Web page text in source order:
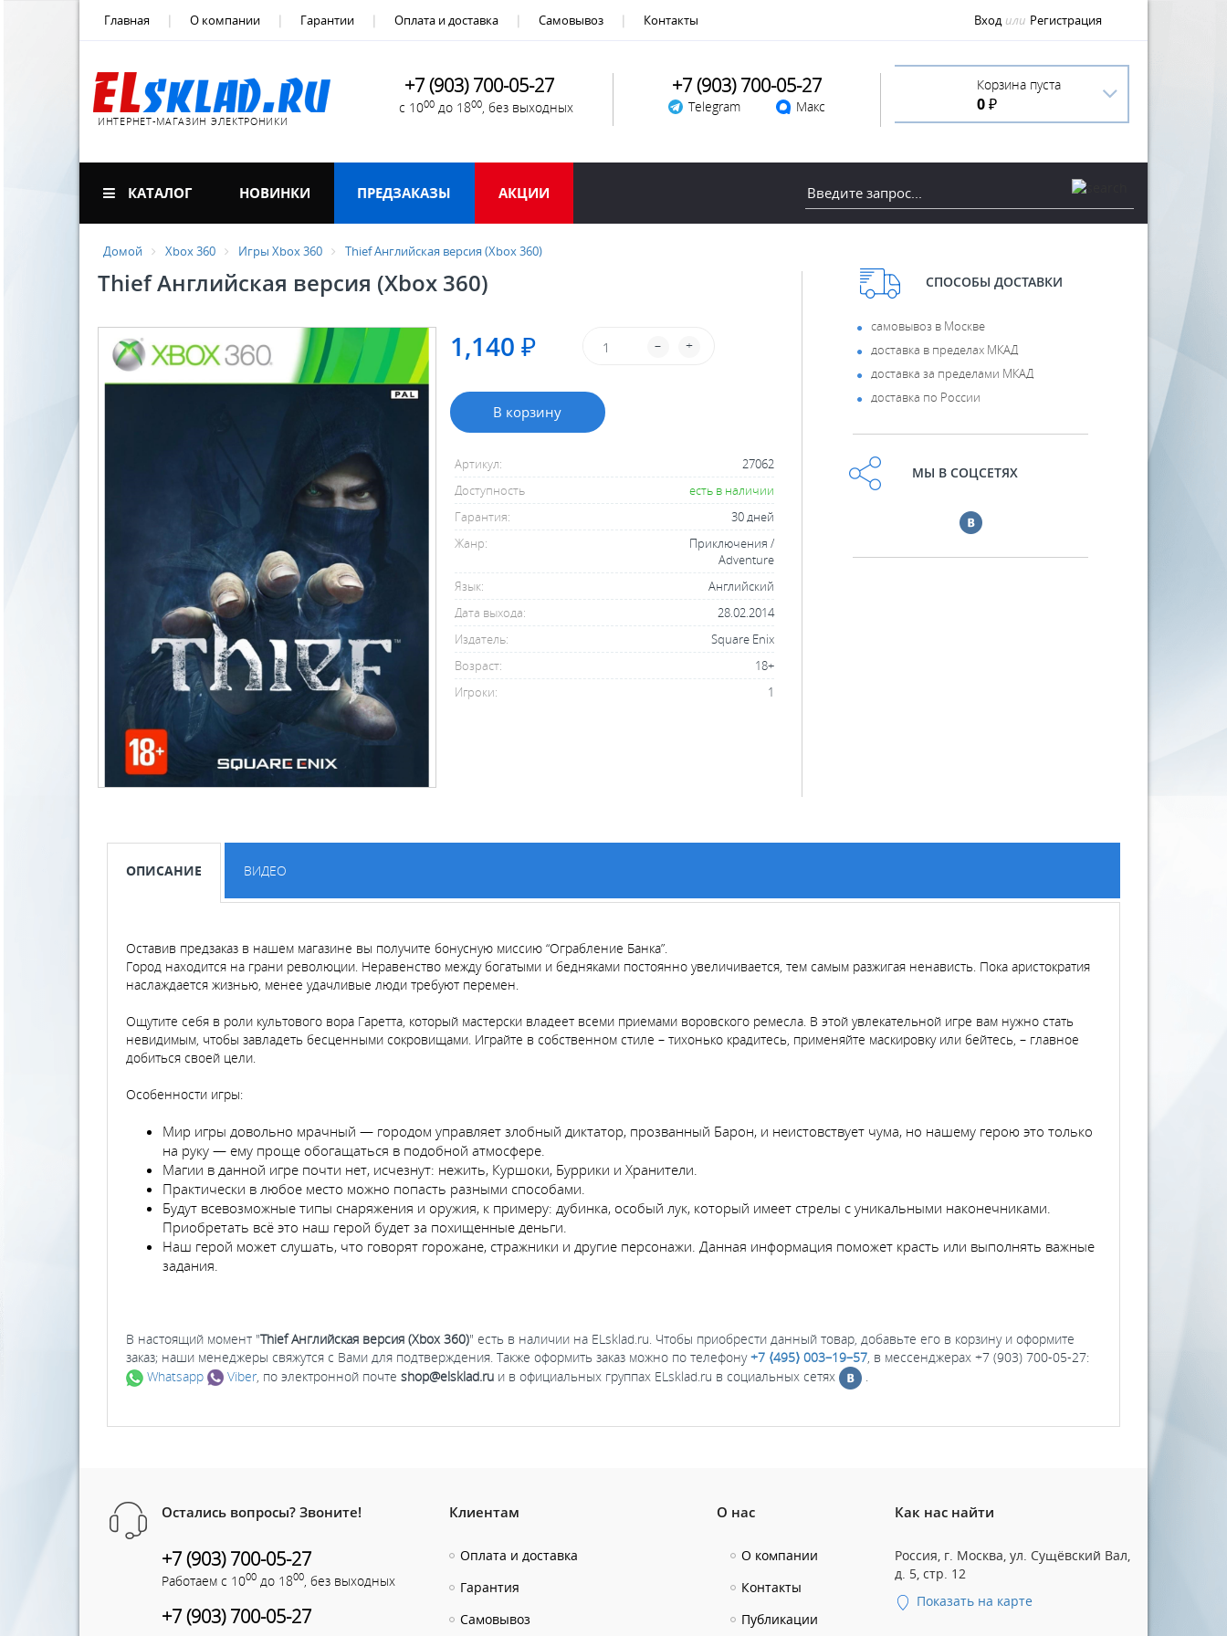
Главная О компании Гарантии Оплата и доставка Самовывоз Контакты Вход или Регистрация
ИНТЕРНЕТ-МАГАЗИН ЭЛЕКТРОНИКИ
+7 (903) 700-05-27
с 1000 до 1800, без выходных
+7 (903) 700-05-27
Telegram Макс
Корзина пуста
0 ₽
КАТАЛОГ НОВИНКИ ПРЕДЗАКАЗЫ АКЦИИ
Домой Xbox 360 Игры Xbox 360 Thief Английская версия (Xbox 360)
Thief Английская версия (Xbox 360)
1,140 ₽ +
–
В корзину
Артикул:
27062
Доступность
есть в наличии
Гарантия:
30 дней
Жанр:
Приключения /
Adventure
Язык:
Английский
Дата выхода:
28.02.2014
Издатель:
Square Enix
Возраст:
18+
Игроки:
1
СПОСОБЫ ДОСТАВКИ
самовывоз в Москве
доставка в пределах МКАД
доставка за пределами МКАД
доставка по России
МЫ В СОЦСЕТЯХ
ОПИСАНИЕ ВИДЕО
Оставив предзаказ в нашем магазине вы получите бонусную миссию “Ограбление Банка”.
Город находится на грани революции. Неравенство между богатыми и бедняками постоянно увеличивается, тем самым разжигая ненависть. Пока аристократия
наслаждается жизнью, менее удачливые люди требуют перемен.
Ощутите себя в роли культового вора Гаретта, который мастерски владеет всеми приемами воровского ремесла. В этой увлекательной игре вам нужно стать
невидимым, чтобы завладеть бесценными сокровищами. Играйте в собственном стиле – тихонько крадитесь, применяйте маскировку или бейтесь, – главное
добиться своей цели.
Особенности игры:
Мир игры довольно мрачный — городом управляет злобный диктатор, прозванный Барон, и неистовствует чума, но нашему герою это только
на руку — ему проще обогащаться в подобной атмосфере.
Магии в данной игре почти нет, исчезнут: нежить, Куршоки, Буррики и Хранители.
Практически в любое место можно попасть разными способами.
Будут всевозможные типы снаряжения и оружия, к примеру: дубинка, особый лук, который имеет стрелы с уникальными наконечниками.
Приобретать всё это наш герой будет за похищенные деньги.
Наш герой может слушать, что говорят горожане, стражники и другие персонажи. Данная информация поможет красть или выполнять важные
задания.
В настоящий момент "Thief Английская версия (Xbox 360)" есть в наличии на ELsklad.ru. Чтобы приобрести данный товар, добавьте его в корзину и оформите
заказ; наши менеджеры свяжутся с Вами для подтверждения. Также оформить заказ можно по телефону+7 ⟨495⟩ 003–19–57 , в мессенджерах +7 (903) 700-05-27:
Whatsapp
Viber, по электронной почте shop@elsklad.ru и в официальных группах ELsklad.ru в социальных сетях .
Остались вопросы? Звоните!
+7 (903) 700-05-27
Работаем с 1000 до 1800 , без выходных
+7 (903) 700-05-27
Клиентам
Оплата и доставка
Гарантия
Самовывоз
О нас
О компании
Контакты
Публикации
Как нас найти
Россия, г. Москва, ул. Сущёвский Вал,
д. 5, стр. 12
Показать на карте